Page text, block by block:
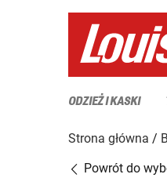
ODZIEŻ I KASKI
Strona główna
Powrót do